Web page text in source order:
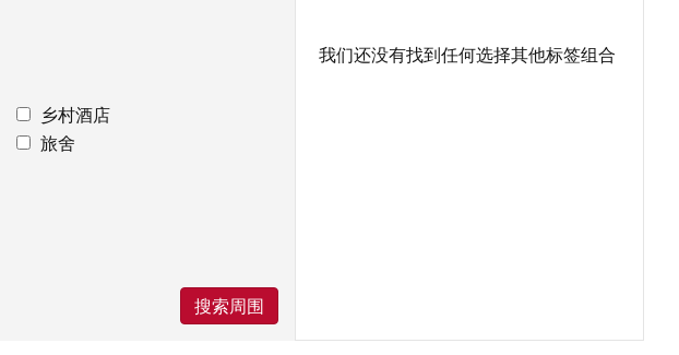
乡村酒店
旅舍
搜索周围
我们还没有找到任何选择其他标签组合